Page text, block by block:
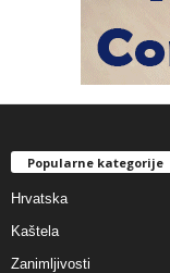
Popularne kategorije
Hrvatska
Kaštela
Zanimljivosti